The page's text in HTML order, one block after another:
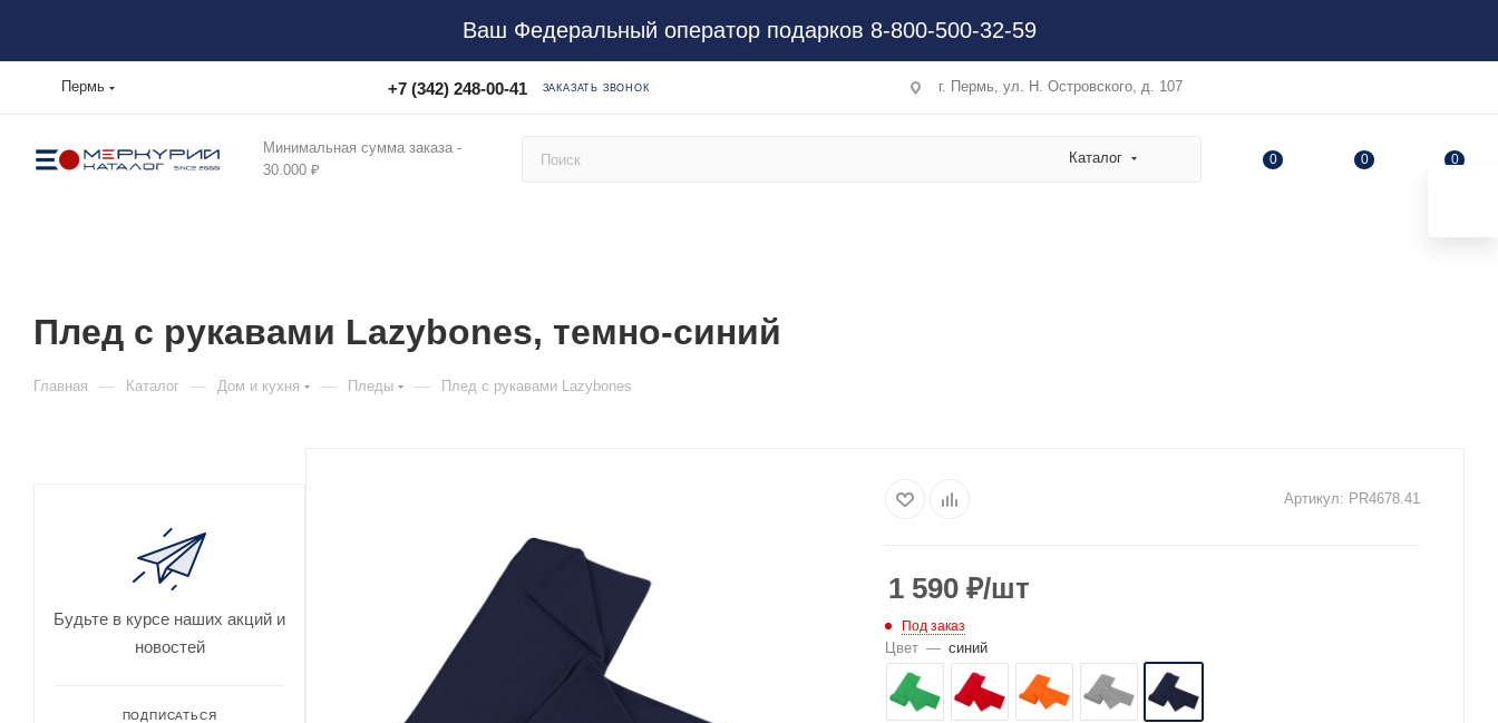
Ваш Федеральный оператор подарков 8-800-500-32-59
Пермь +7 (342) 248-00-41 ЗАКАЗАТЬ ЗВОНОК г. Пермь, ул. Н. Островского, д. 107
Минимальная сумма заказа -
30.000 ₽
Каталог 0 0 0
Плед с рукавами Lazybones, темно-синий
Главная — Каталог — Дом и кухня — Пледы — Плед с рукавами Lazybones
Артикул: PR4678.41
1 590 ₽/шт
Под заказ
Цвет — синий
Будьте в курсе наших акций и
новостей
ПОДПИСАТЬСЯ